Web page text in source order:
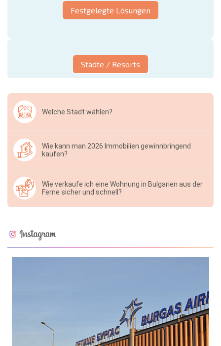
Festgelegte Lösungen
Städte / Resorts
Welche Stadt wählen?
Wie kann man 2026 Immobilien gewinnbringend
kaufen?
Wie verkaufe ich eine Wohnung in Bulgarien aus der
Ferne sicher und schnell?